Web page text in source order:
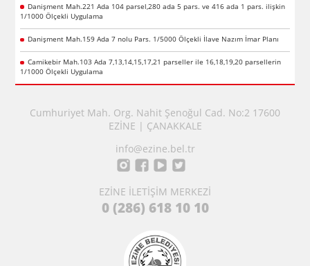
Danişment Mah.221 Ada 104 parsel,280 ada 5 pars. ve 416 ada 1 pars. ilişkin
1/1000 Ölçekli Uygulama
Danişment Mah.159 Ada 7 nolu Pars. 1/5000 Ölçekli İlave Nazım İmar Planı
Camikebir Mah.103 Ada 7,13,14,15,17,21 parseller ile 16,18,19,20 parsellerin
1/1000 Ölçekli Uygulama
Cumhuriyet Mah. Org. Nahit Şenoğul Cad. No:2 17600
EZİNE | ÇANAKKALE
info@ezine.bel.tr
EZİNE İLETİŞİM MERKEZİ
0 (286) 618 10 10